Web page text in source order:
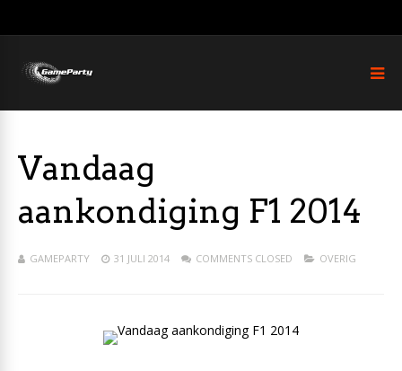
Vandaag
aankondiging F1 2014
GAMEPARTY 31 JULI 2014 COMMENTS CLOSED OVERIG